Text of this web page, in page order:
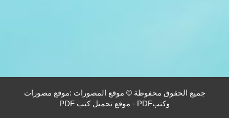
جميع الحقوق محفوظة © موقع المصورات :موقع مصورات
وكتبPDF - موقع تحميل كتب PDF